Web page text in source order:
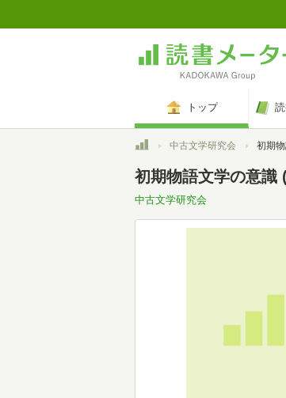
トップ
トップ中古文学研究会 初期
初期物語文学の意識
中古文学研究会